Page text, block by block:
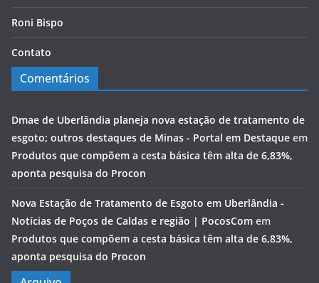
Roni Bispo
Contato
Comentários
Dmae de Uberlândia planeja nova estação de tratamento de
esgoto; outros destaques de Minas - Portal em Destaque em
Produtos que compõem a cesta básica têm alta de 6,83%,
aponta pesquisa do Procon
Nova Estação de Tratamento de Esgoto em Uberlândia -
Notícias de Poços de Caldas e região | PocosCom em
Produtos que compõem a cesta básica têm alta de 6,83%,
aponta pesquisa do Procon